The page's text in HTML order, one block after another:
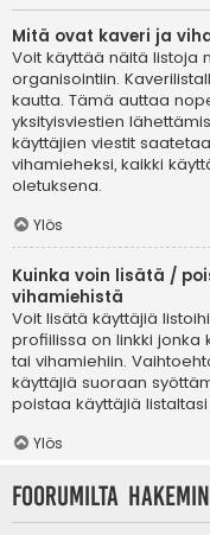
Mitä ovat kaveri ja
Voit käyttää näitä listoja
organisointiin.
kautta. Tämä auttaa
yksityisviestien
käyttäjien viestit
vihamieheksi, kaikki
oletuksena.
Ylös
Kuinka voin lisätä /
vihamiehistä
Voit lisätä käyttäjiä
profiilissa on linkki jonka
tai vihamiehiin.
käyttäjiä suoraan
poistaa käyttäjiä
Ylös
Foorumilta